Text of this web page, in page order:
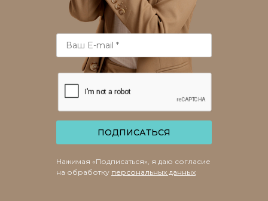
ПОДПИСАТЬСЯ
Нажимая «Подписаться», я даю согласие
на обработку персональных данных